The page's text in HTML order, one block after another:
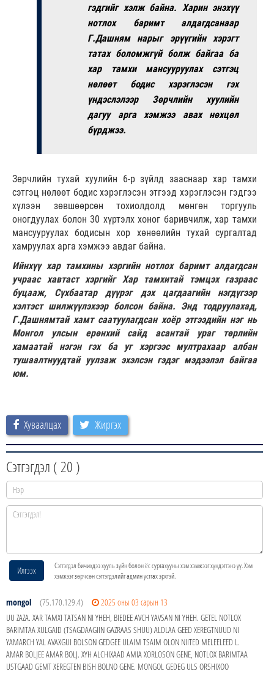
гэдгийг хэлж байна. Харин энэхүү
нотлох баримт алдагдсанаар
Г.Дашням нарыг эрүүгийн хэрэгт
татах боломжгүй болж байгаа ба
хар тамхи мансууруулах сэтгэц
нөлөөт бодис хэрэглэсэн гэх
үндэслэлээр Зөрчлийн хуулийн
дагуу арга хэмжээ авах нөхцөл
бүрджээ.
Зөрчлийн тухай хуулийн 6-р зүйлд зааснаар хар тамхи
сэтгэц нөлөөт бодис хэрэглэсэн этгээд хэрэглэсэн гэдгээ
хүлээн зөвшөөрсөн тохиолдолд мөнгөн торгууль
оногдуулах болон 30 хүртэлх хоног баривчилж, хар тамхи
мансууруулах бодисын хор хөнөөлийн тухай сургалтад
хамруулах арга хэмжээ авдаг байна.
Ийнхүү хар тамхины хэргийн нотлох баримт алдагдсан
учраас хавтаст хэргийг Хар тамхитай тэмцэх газраас
буцааж, Сүхбаатар дүүрэг дэх цагдаагийн нэгдүгээр
хэлтэст шилжүүлэхээр болсон байна. Энд тодруулахад,
Г.Дашнямтай хамт саатуулагдсан хоёр этгээдийн нэг нь
Монгол улсын ерөнхий сайд асантай ураг төрлийн
хамаатай нэгэн гэх ба уг хэргээс мултрахаар албан
тушаалтнуудтай уулзаж эхэлсэн гэдэг мэдээлэл байгаа
юм.
Хуваалцах Жиргэх
Сэтгэгдэл (20 )
Илгээх
Сэтгэгдэл бичихдээ хууль зүйн болон ёс суртахууны хэм хэмжээг хүндэтгэнэ үү. Хэм
хэмжээг зөрчсөн сэтгэгдэлийг админ устгах эрхтэй.
mongol (75.170.129.4)
2025 оны 03 сарын 13
UU ZAZA. XAR TAMXI TATSAN NI YHEH, BIEDEE AVCH YAVSAN NI YHEH. GETEL NOTLOX
BARIMTAA XULGAID (TSAGDAAGIIN GAZRAAS SHUU) ALDLAA GEED XEREGTNUUD NI
YAMARCH YAL AVAXGUI BOLSON GEDGEE ULAIM TSAIM OLON NIITED MELEELEED L.
AMAR BOLJEE AMAR BOLJ. XYH ALCHIXAAD AMIA XORLOSON GENE, NOTLOX BARIMTAA
USTGAAD GEMT XEREGTEN BISH BOLNO GENE. MONGOL GEDEG ULS ORSHIXOO